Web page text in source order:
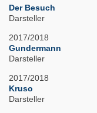
Der Besuch
Darsteller
2017/2018
Gundermann
Darsteller
2017/2018
Kruso
Darsteller